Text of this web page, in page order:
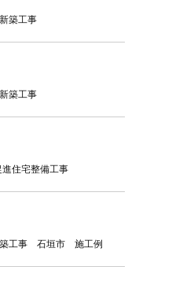
築工事
築工事
住宅整備工事
工事 石垣市 施工例